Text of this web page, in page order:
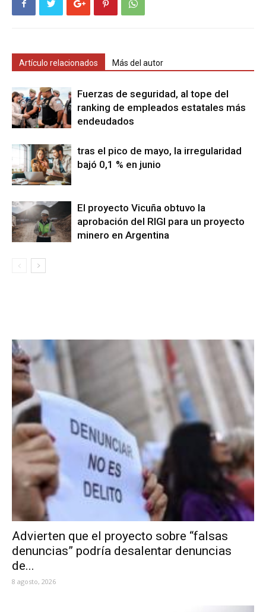
Artículo relacionados Más del autor
Fuerzas de seguridad, al tope del
ranking de empleados estatales más
endeudados
tras el pico de mayo, la irregularidad
bajó 0,1 % en junio
El proyecto Vicuña obtuvo la
aprobación del RIGI para un proyecto
minero en Argentina
Advierten que el proyecto sobre “falsas
denuncias” podría desalentar denuncias
de...
8 agosto, 2026